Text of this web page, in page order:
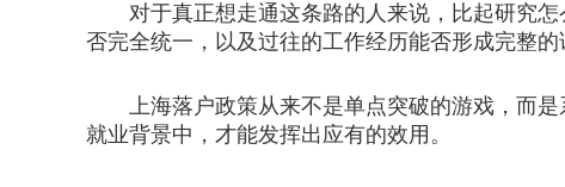
对于真正想走通这条路的人来说，比起研究怎
否完全统一，以及过往的工作经历能否形成完整
上海落户政策从来不是单点突破的游戏，而是
就业背景中，才能发挥出应有的效用。